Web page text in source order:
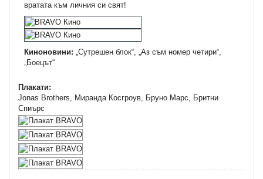
вратата към личния си свят!
Киноновини: „Сутрешен блок“, „Аз съм номер четири“,
„Боецът“
Плакати:
Jonas Brothers, Миранда Косгроув, Бруно Марс, Бритни
Спиърс